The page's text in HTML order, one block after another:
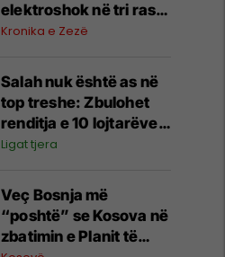
elektroshok në tri raste
të ndara në Podujevë,
Prishtinë
Kronika e Zezë
Salah nuk është as në
top treshe: Zbulohet
renditja e 10 lojtarëve
më të paguar në Turqi
Ligat tjera
​Veç Bosnja më
“poshtë” se Kosova në
zbatimin e Planit të